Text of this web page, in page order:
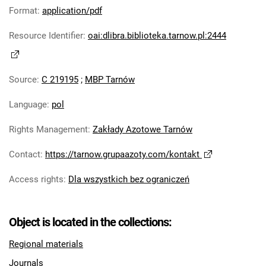
Robotniczego Zakładów Azotowych im.
Tarnowskie Azoty : Organ Samorządu
Tarnowskie Azoty : Organ Samorządu
Robotniczego Zakładów Azotowych im.
Tarnowskie Azoty : Organ Samorządu
Robotniczego Zakładów Azotowych im.
Tarnowskie Azoty : tygodnik Zakładów
Tarnowskie Azoty : tygodnik Zakładów
Azotowych im. Feliksa Dzierżyńskiego w
Format: application/pdf
Resource Identifier: oai:dlibra.biblioteka.tarnow.pl:2444
Source: C 219195 ; MBP Tarnów
Language: pol
Rights Management: Zakłady Azotowe Tarnów
Contact: https://tarnow.grupaazoty.com/kontakt
Access rights: Dla wszystkich bez ograniczeń
Object is located in the collections:
Regional materials
Journals